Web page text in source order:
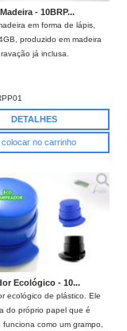
- 10BRP...
em forma de lápis,
produzido em madeira
já inclusa.
DETALHES
colocar no carrinho
Ecológico - 10...
ecológico de plástico. Ele
do próprio papel que é
como um grampo,